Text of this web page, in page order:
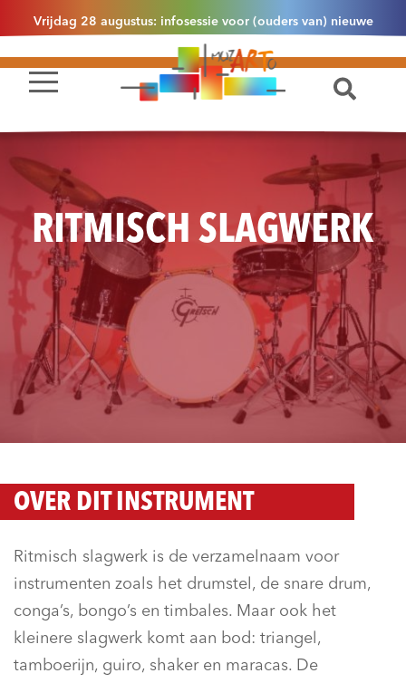
Vrijdag 28 augustus: infosessie voor (ouders van) nieuwe
leerlingen 2.1 om 13u30 in Essen
RITMISCH SLAGWERK
OVER DIT INSTRUMENT
Ritmisch slagwerk is de verzamelnaam voor
instrumenten zoals het drumstel, de snare drum,
conga’s, bongo’s en timbales. Maar ook het
kleinere slagwerk komt aan bod: triangel,
tamboerijn, guiro, shaker en maracas. De